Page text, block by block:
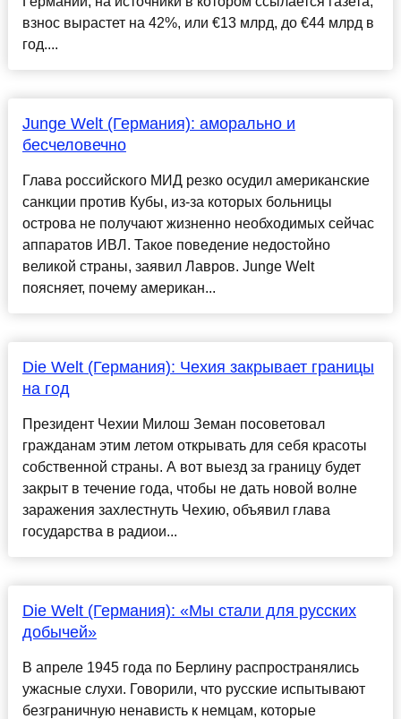
взнос вырастет на 42%, или €13 млрд, до €44 млрд в
год....
Junge Welt (Германия): аморально и
бесчеловечно
Глава российского МИД резко осудил американские
санкции против Кубы, из-за которых больницы
острова не получают жизненно необходимых сейчас
аппаратов ИВЛ. Такое поведение недостойно
великой страны, заявил Лавров. Junge Welt
поясняет, почему американ...
Die Welt (Германия): Чехия закрывает границы
на год
Президент Чехии Милош Земан посоветовал
гражданам этим летом открывать для себя красоты
собственной страны. А вот выезд за границу будет
закрыт в течение года, чтобы не дать новой волне
заражения захлестнуть Чехию, объявил глава
государства в радиои...
Die Welt (Германия): «Мы стали для русских
добычей»
В апреле 1945 года по Берлину распространялись
ужасные слухи. Говорили, что русские испытывают
безграничную ненависть к немцам, которые